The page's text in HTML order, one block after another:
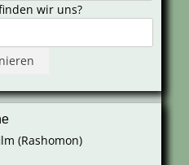
wir uns?
(Rashomon)